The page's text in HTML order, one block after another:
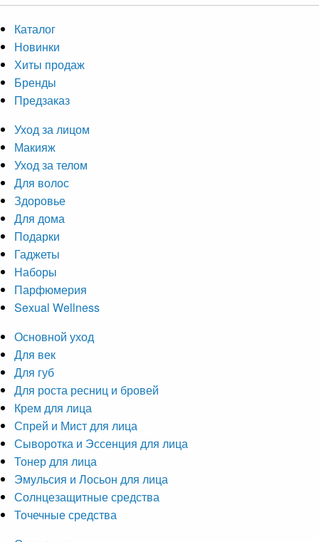
Каталог
Новинки
Хиты продаж
Бренды
Предзаказ
Уход за лицом
Макияж
Уход за телом
Для волос
Здоровье
Для дома
Подарки
Гаджеты
Наборы
Парфюмерия
Sexual Wellness
Основной уход
Для век
Для губ
Для роста ресниц и бровей
Крем для лица
Спрей и Мист для лица
Сыворотка и Эссенция для лица
Тонер для лица
Эмульсия и Лосьон для лица
Солнцезащитные средства
Точечные средства